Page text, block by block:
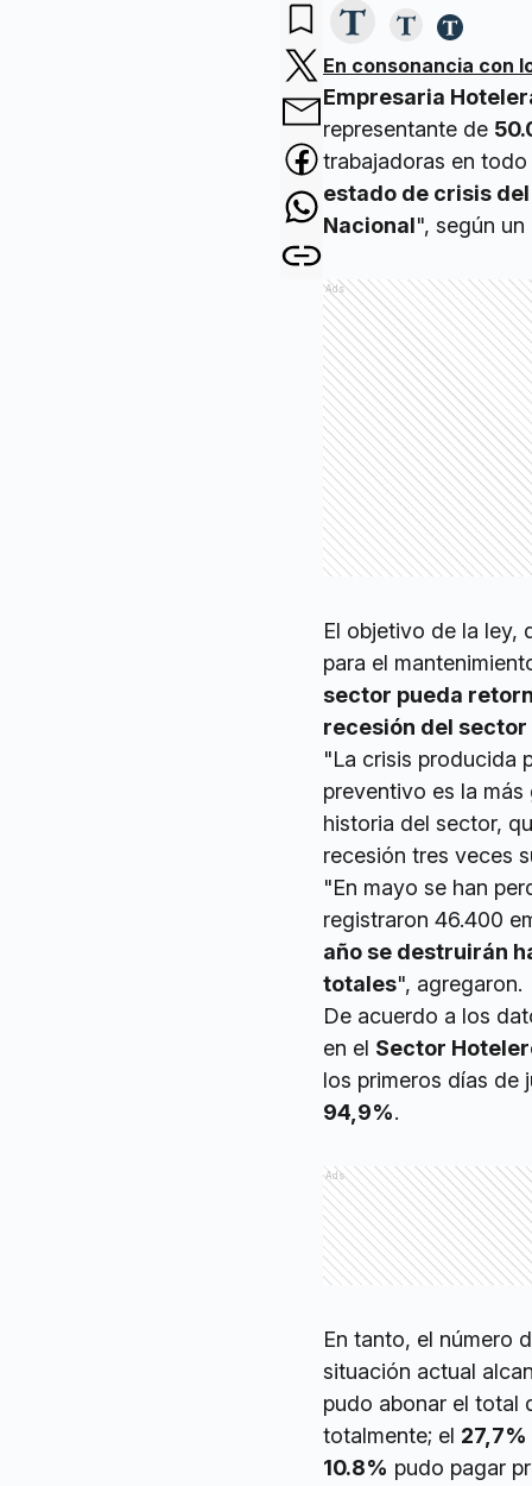
En consonancia con
Empresaria
representante de
trabajadoras en
estado de crisis
Nacional", según
Ads
El objetivo de la ley,
para el
sector pueda
recesión del
"La crisis producida
preventivo es la
historia del sector,
recesión tres veces
"En mayo se han
registraron 46.400
año se destruirán
totales", agregaron.
De acuerdo a los
en el Sector
los primeros días de
94,9%.
Ads
En tanto, el número
situación actual
pudo abonar el total
totalmente; el 27,7%
10.8% pudo pagar